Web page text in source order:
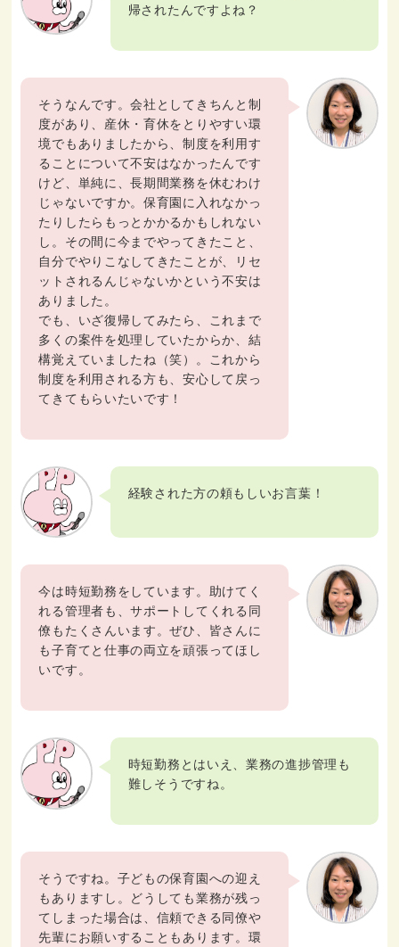
帰されたんですよね？
そうなんです。会社としてきちんと制
度があり、産休・育休をとりやすい環
境でもありましたから、制度を利用す
ることについて不安はなかったんです
けど、単純に、長期間業務を休むわけ
じゃないですか。保育園に入れなかっ
たりしたらもっとかかるかもしれない
し。その間に今までやってきたこと、
自分でやりこなしてきたことが、リセ
ットされるんじゃないかという不安は
ありました。
でも、いざ復帰してみたら、これまで
多くの案件を処理していたからか、結
構覚えていましたね（笑）。これから
制度を利用される方も、安心して戻っ
てきてもらいたいです！
経験された方の頼もしいお言葉！
今は時短勤務をしています。助けてく
れる管理者も、サポートしてくれる同
僚もたくさんいます。ぜひ、皆さんに
も子育てと仕事の両立を頑張ってほし
いです。
時短勤務とはいえ、業務の進捗管理も
難しそうですね。
そうですね。子どもの保育園への迎え
もありますし。どうしても業務が残っ
てしまった場合は、信頼できる同僚や
先輩にお願いすることもあります。環